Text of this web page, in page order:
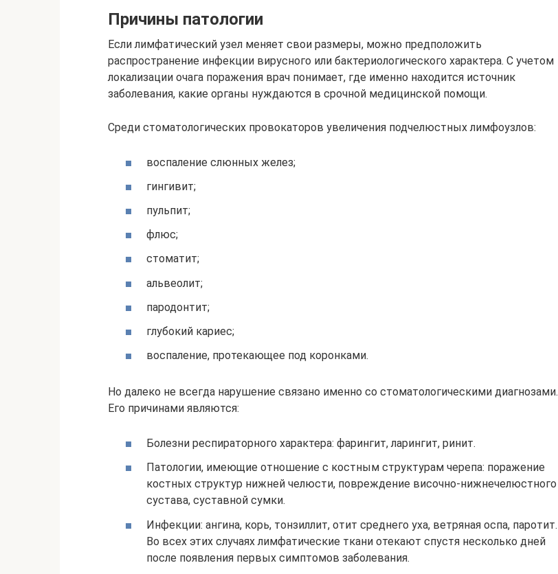
Причины патологии
Если лимфатический узел меняет свои размеры, можно предположить
распространение инфекции вирусного или бактериологического характера. С учетом
локализации очага поражения врач понимает, где именно находится источник
заболевания, какие органы нуждаются в срочной медицинской помощи.
Среди стоматологических провокаторов увеличения подчелюстных лимфоузлов:
воспаление слюнных желез;
гингивит;
пульпит;
флюс;
стоматит;
альвеолит;
пародонтит;
глубокий кариес;
воспаление, протекающее под коронками.
Но далеко не всегда нарушение связано именно со стоматологическими диагнозами.
Его причинами являются:
Болезни респираторного характера: фарингит, ларингит, ринит.
Патологии, имеющие отношение с костным структурам черепа: поражение
костных структур нижней челюсти, повреждение височно-нижнечелюстного
сустава, суставной сумки.
Инфекции: ангина, корь, тонзиллит, отит среднего уха, ветряная оспа, паротит.
Во всех этих случаях лимфатические ткани отекают спустя несколько дней
после появления первых симптомов заболевания.